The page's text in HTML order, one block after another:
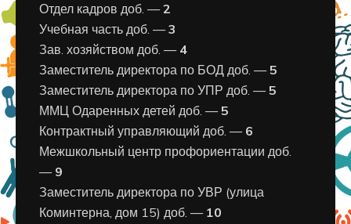
Отдел кадров доб. —2
Учебная часть доб. —3
Зав. хозяйством доб. — 4
Заместитель директора по БОД доб. —5
Заместитель директора по УПР доб. —5
ММЦ Одаренных детей доб. —5
Контрактный управляющий доб. — 6
Межшкольный центр профориентации доб.
— 9
Заместитель директора по УВР (улица
Коминтерна, дом 15) доб. — 10